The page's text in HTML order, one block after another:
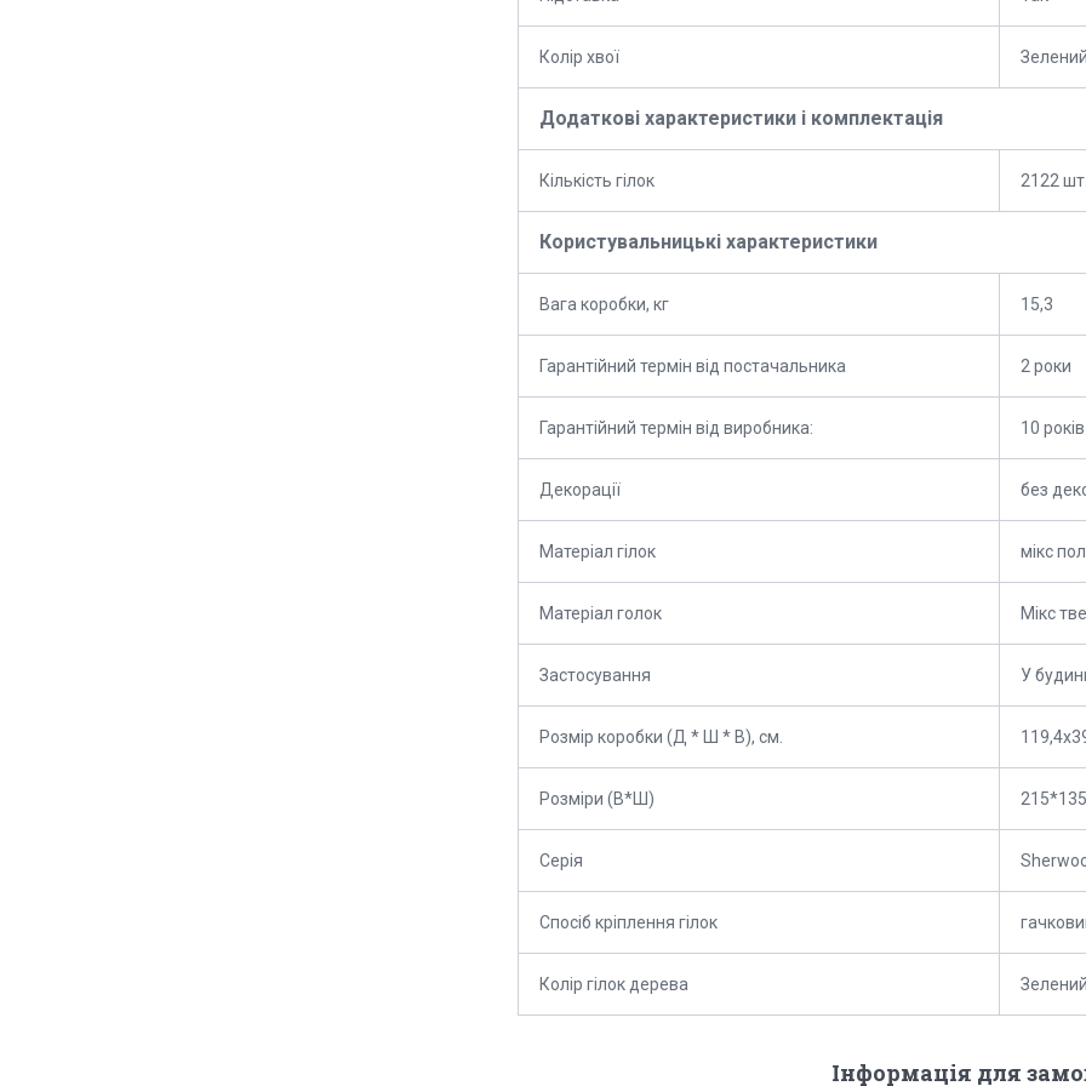
Колір хвої Зелений
Додаткові характеристики і комплектація
Кількість гілок 2122 шт.
Користувальницькі характеристики
Вага коробки, кг 15,3
Гарантійний термін від постачальника 2 роки
Гарантійний термін від виробника: 10 років
Декорації без
Матеріал гілок мікс
Матеріал голок Мікс
Застосування У
Розмір коробки (Д * Ш * В), см.
Розміри (В*Ш)
Серія
Спосіб кріплення гілок
Колір гілок дерева Зелений
Інформація для